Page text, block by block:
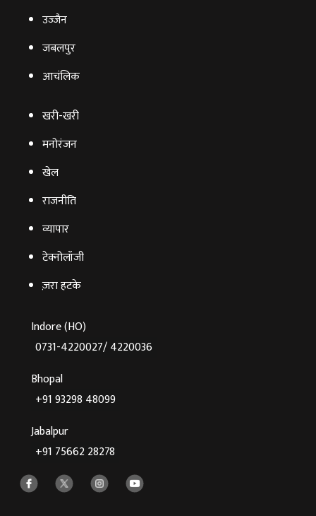
उज्‍जैन
जबलपुर
आचंलिक
खरी-खरी
मनोरंजन
खेल
राजनीति
व्‍यापार
टेक्‍नोलॉजी
ज़रा हटके
Indore (HO)
0731-4220027/ 4220036
Bhopal
+91 93298 48099
Jabalpur
+91 75662 28278